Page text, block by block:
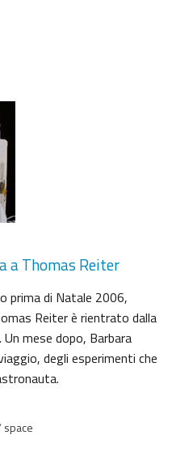
a Thomas Reiter
prima di Natale 2006,
Reiter è rientrato dalla
mese dopo, Barbara
degli esperimenti che
space